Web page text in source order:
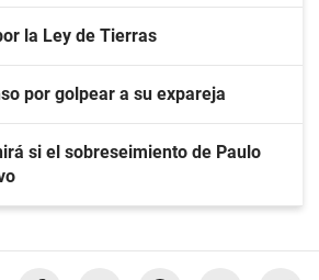
la Ley de Tierras
por golpear a su expareja
si el sobreseimiento de Paulo